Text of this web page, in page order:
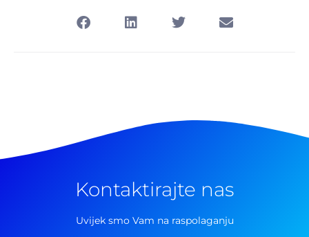
Kontaktirajte nas
Uvijek smo Vam na raspolaganju